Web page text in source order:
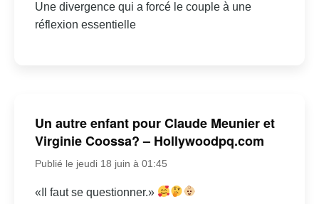
Une divergence qui a forcé le couple à une
réflexion essentielle
Un autre enfant pour Claude Meunier et
Virginie Coossa? – Hollywoodpq.com
Publié le jeudi 18 juin à 01:45
«Il faut se questionner.»